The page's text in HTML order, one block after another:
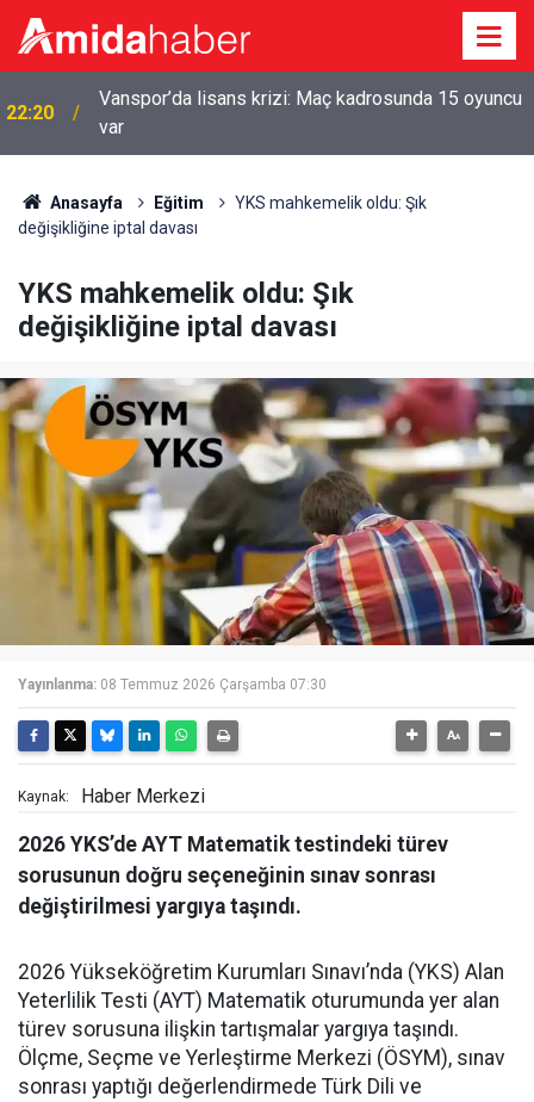
22:20
Vanspor’da lisans krizi: Maç kadrosunda 15 oyuncu
var
Anasayfa Eğitim
YKS mahkemelik oldu: Şık
değişikliğine iptal davası
YKS mahkemelik oldu: Şık
değişikliğine iptal davası
Yayınlanma: 08 Temmuz 2026 Çarşamba 07:30
Kaynak: Haber Merkezi
2026 YKS’de AYT Matematik testindeki türev
sorusunun doğru seçeneğinin sınav sonrası
değiştirilmesi yargıya taşındı.
2026 Yükseköğretim Kurumları Sınavı’nda (YKS) Alan
Yeterlilik Testi (AYT) Matematik oturumunda yer alan
türev sorusuna ilişkin tartışmalar yargıya taşındı.
Ölçme, Seçme ve Yerleştirme Merkezi (ÖSYM), sınav
sonrası yaptığı değerlendirmede Türk Dili ve